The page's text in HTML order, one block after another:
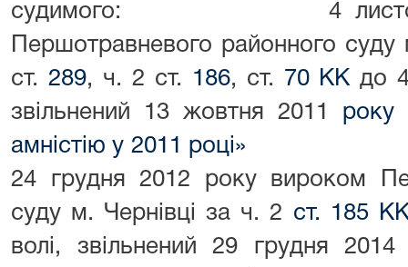
судимого: 4 листопада
Першотравневого районного
ст. 289, ч. 2 ст. 186, ст. 70 ККдо
звільнений 13 жовтня 2011 року
амністію у 2011 році»
24 грудня 2012 року вироком
суду м. Чернівці за ч. 2 ст. 185
волі, звільнений 29 грудня